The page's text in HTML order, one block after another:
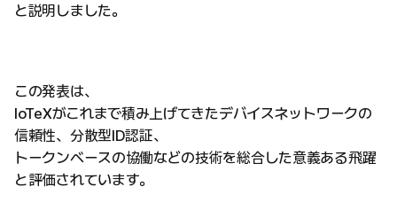
と説明しました。
この発表は、
IoTeXがこれまで積み上げてきたデバイスネットワークの
信頼性、分散型ID認証、
トークンベースの協働などの技術を総合した意義ある飛躍
と評価されています。